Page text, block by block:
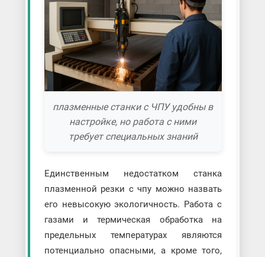
плазменные станки с ЧПУ удобны в
настройке, но работа с ними
требует специальных знаний
Единственным недостатком станка
плазменной резки с чпу можно назвать
его невысокую экологичность. Работа с
газами и термическая обработка на
предельных температурах являются
потенциально опасными, а кроме того,